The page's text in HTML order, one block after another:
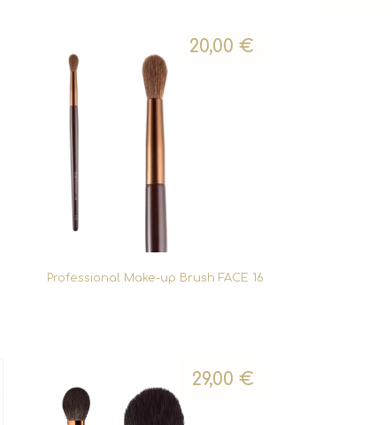
Professional Make-up Brush FACE 16
20,00€
29,00€